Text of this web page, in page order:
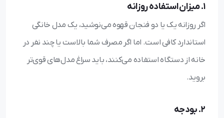
1. میزان استفاده روزانه
اگر روزانه یک یا دو فنجان قهوه می‌نوشید، یک مدل خانگی
استاندارد کافی است. اما اگر مصرف شما بالاست یا چند نفر در
خانه از دستگاه استفاده می‌کنند، باید سراغ مدل‌های قوی‌تر
بروید.
2. بودجه